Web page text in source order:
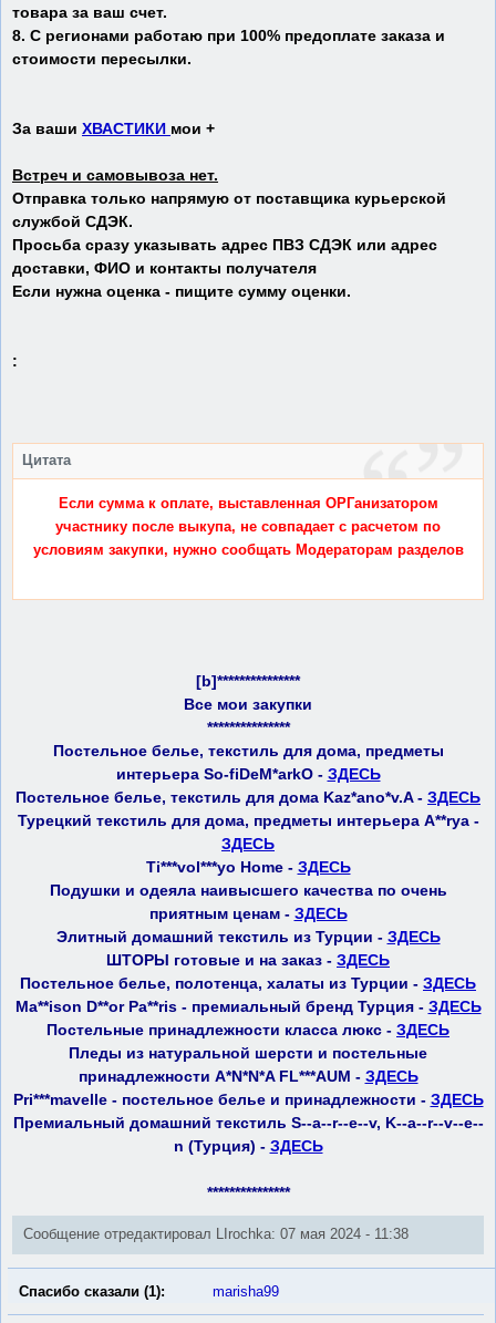
товара за ваш счет.
8. С регионами работаю при 100% предоплате заказа и
стоимости пересылки.
За ваши ХВАСТИКИ мои +
Встреч и самовывоза нет.
Отправка только напрямую от поставщика курьерской
службой СДЭК.
Просьба сразу указывать адрес ПВЗ СДЭК или адрес
доставки, ФИО и контакты получателя
Если нужна оценка - пищите сумму оценки.
:
Цитата
Если сумма к оплате, выставленная ОРГанизатором
участнику после выкупа, не совпадает с расчетом по
условиям закупки, нужно сообщать Модераторам разделов
[b]***************
Все мои закупки
***************
Постельное белье, текстиль для дома, предметы
интерьера So-fiDeM*arkO - ЗДЕСЬ
Постельное белье, текстиль для дома Kaz*ano*v.A - ЗДЕСЬ
Турецкий текстиль для дома, предметы интерьера A**rya -
ЗДЕСЬ
Ti***vol***yo Home - ЗДЕСЬ
Подушки и одеяла наивысшего качества по очень
приятным ценам - ЗДЕСЬ
Элитный домашний текстиль из Турции - ЗДЕСЬ
ШТОРЫ готовые и на заказ - ЗДЕСЬ
Постельное белье, полотенца, халаты из Турции - ЗДЕСЬ
Ma**ison D**or Pa**ris - премиальный бренд Турция - ЗДЕСЬ
Постельные принадлежности класса люкс - ЗДЕСЬ
Пледы из натуральной шерсти и постельные
принадлежности A*N*N*A FL***AUM - ЗДЕСЬ
Pri***mavelle - постельное белье и принадлежности - ЗДЕСЬ
Премиальный домашний текстиль S--a--r--e--v, K--a--r--v--e--
n (Турция) - ЗДЕСЬ
***************
Сообщение отредактировал LIrochka: 07 мая 2024 - 11:38
Спасибо сказали (1): marisha99